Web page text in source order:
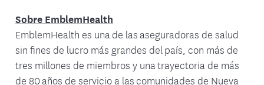
Sobre EmblemHealth
EmblemHealth es una de las aseguradoras de salud
sin fines de lucro más grandes del país, con más de
tres millones de miembros y una trayectoria de más
de 80 años de servicio a las comunidades de Nueva